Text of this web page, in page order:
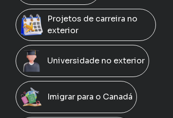
Projetos de carreira no
exterior
Universidade no exterior
Imigrar para o Canadá